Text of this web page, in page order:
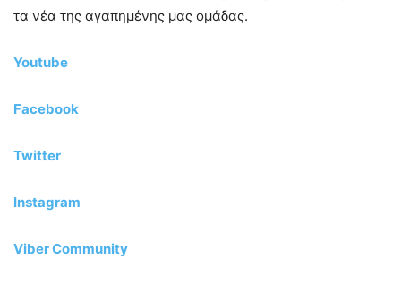
τα νέα της αγαπημένης μας ομάδας.
Youtube
Facebook
Twitter
Instagram
Viber Community